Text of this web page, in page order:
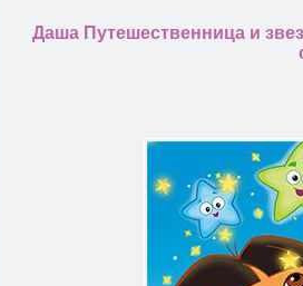
Даша Путешественница и